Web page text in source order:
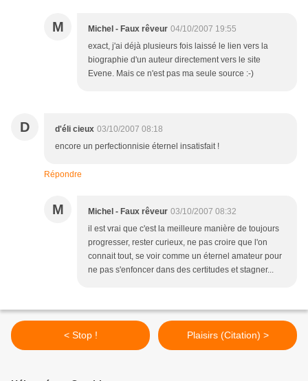
M Michel - Faux rêveur 04/10/2007 19:55
exact, j'ai déjà plusieurs fois laissé le lien vers la
biographie d'un auteur directement vers le site
Evene. Mais ce n'est pas ma seule source :-)
D d'éli cieux 03/10/2007 08:18
encore un perfectionnisie éternel insatisfait !
Répondre
M Michel - Faux rêveur 03/10/2007 08:32
il est vrai que c'est la meilleure manière de toujours
progresser, rester curieux, ne pas croire que l'on
connait tout, se voir comme un éternel amateur pour
ne pas s'enfoncer dans des certitudes et stagner...
< Stop ! Plaisirs (Citation) >